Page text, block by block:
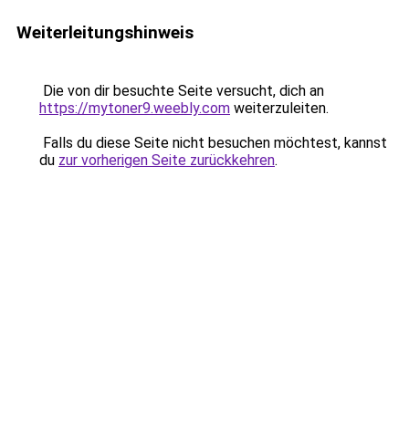
Weiterleitungshinweis
Die von dir besuchte Seite versucht, dich an
https://mytoner9.weebly.com weiterzuleiten.
Falls du diese Seite nicht besuchen möchtest, kannst
du zur vorherigen Seite zurückkehren.